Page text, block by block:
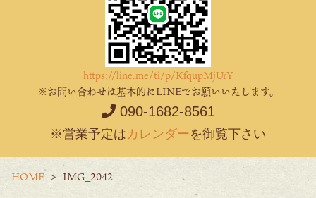
https://line.me/ti/p/KfqupMjUrY
※お問い合わせは基本的にLINEでお願いいたします。
090-1682-8561
※営業予定はカレンダーを御覧下さい
HOME IMG_2042